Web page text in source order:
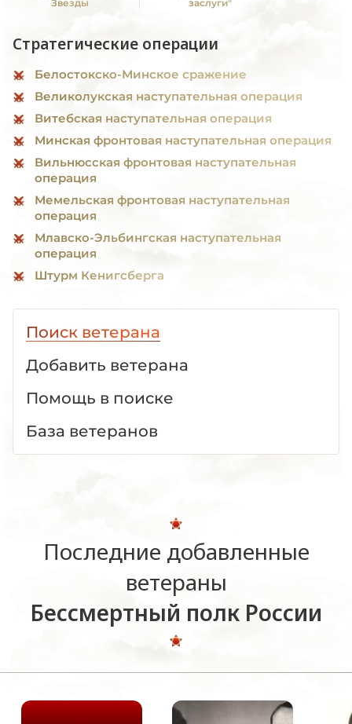
Звезды
заслуги"
Стратегические операции
Белостокско-Минское сражение
Великолукская наступательная операция
Витебская наступательная операция
Минская фронтовая наступательная операция
Вильнюсская фронтовая наступательная
операция
Мемельская фронтовая наступательная
операция
Млавско-Эльбингская наступательная
операция
Штурм Кенигсберга
Поиск ветерана
Добавить ветерана
Помощь в поиске
База ветеранов
Последние добавленные
ветераны
Бессмертный полк России